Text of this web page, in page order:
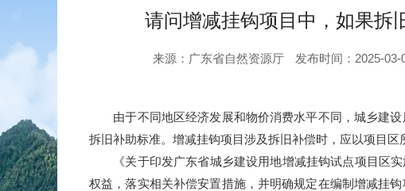
请问增减挂钩项目中，如果拆
来源：广东省自然资源厅 发布时间：2025-03-
由于不同地区经济发展和物价消费水平不同，城乡建设
拆旧补助标准。增减挂钩项目涉及拆旧补偿时，应以项目区
《关于印发广东省城乡建设用地增减挂钩试点项目区实
权益，落实相关补偿安置措施，并明确规定在编制增减挂